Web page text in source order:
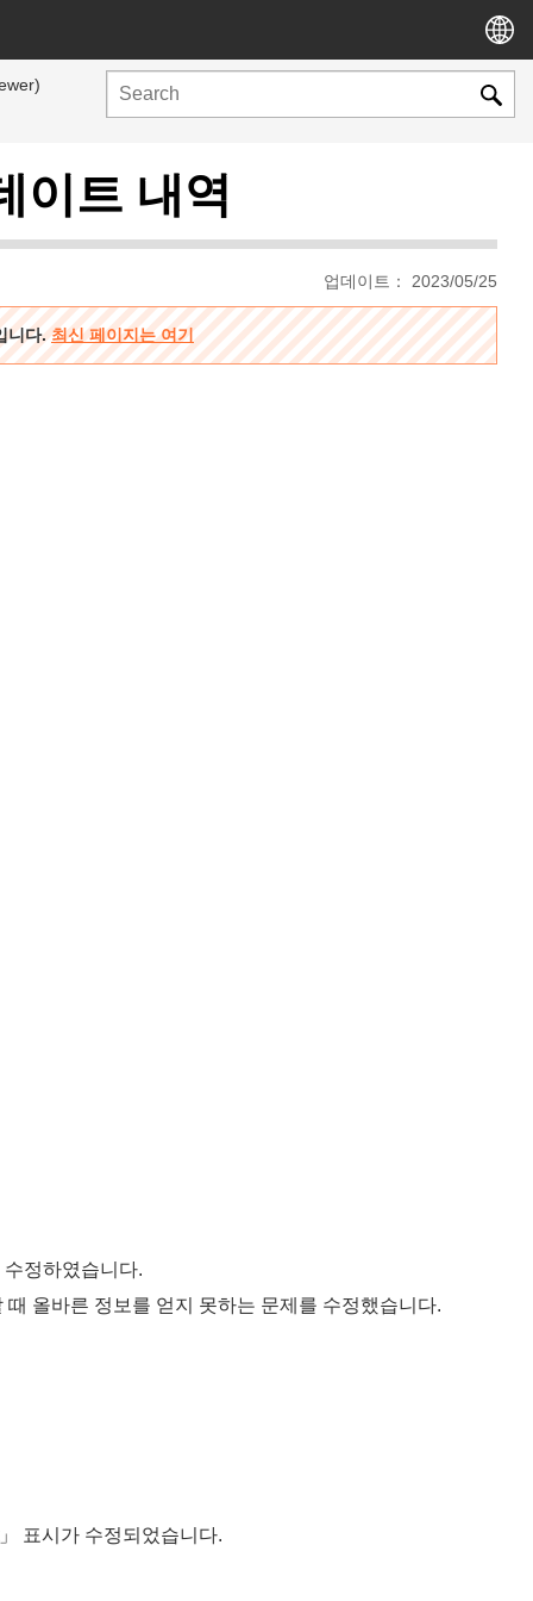
이트 내역
업데이트： 2023/05/25
니다.최신 페이지는 여기
정하였습니다.
올바른 정보를 얻지 못하는 문제를 수정했습니다.
표시가 수정되었습니다.